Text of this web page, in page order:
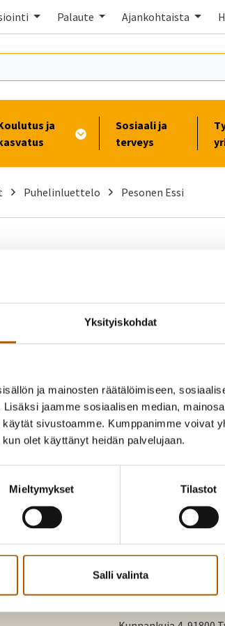
Yksityiskohdat
ja mainosten räätälöimiseen,
jaamme sosiaalisen median,
sivustoamme. Kumppanimme voivat
olet käyttänyt heidän palvelujaan.
Mieltymykset Tilastot
Salli valinta
Palaute Ajankohtaista
ja
Sosiaali ja
terveys
Puhelinluettelo Pesonen Essi
040 353 8248
essi.pesonen@tyrnava.fi